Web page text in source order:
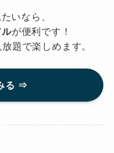
いなら、
が便利です！
放題で楽しめます。
る ⇒